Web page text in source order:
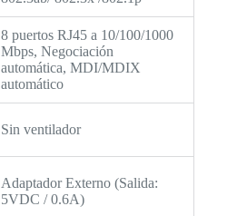
8 puertos RJ45 a 10/100/1000
Mbps, Negociación
automática, MDI/MDIX
automático
Sin ventilador
Adaptador Externo (Salida:
5VDC / 0.6A)